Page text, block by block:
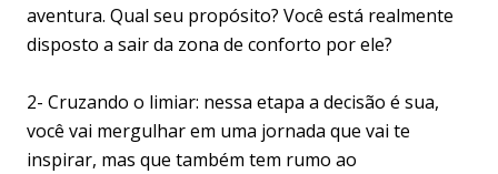
aventura. Qual seu propósito? Você está realmente
disposto a sair da zona de conforto por ele?
2- Cruzando o limiar: nessa etapa a decisão é sua,
você vai mergulhar em uma jornada que vai te
inspirar, mas que também tem rumo ao